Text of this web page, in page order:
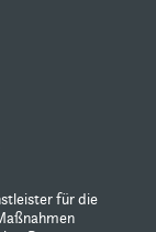
für die